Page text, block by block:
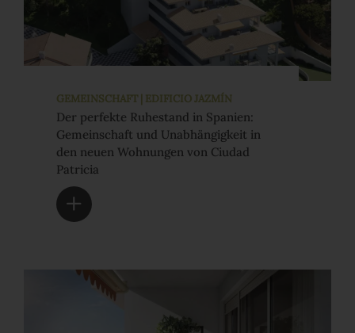
GEMEINSCHAFT | EDIFICIO JAZMÍN
Der perfekte Ruhestand in Spanien:
Gemeinschaft und Unabhängigkeit in
den neuen Wohnungen von Ciudad
Patricia